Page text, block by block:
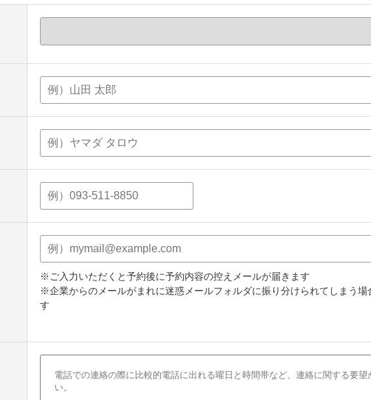
※ご入力いただくと予約後に予約内容の控えメールが届きます
※企業からのメールがまれに迷惑メールフォルダに振り分けられてしまう
す